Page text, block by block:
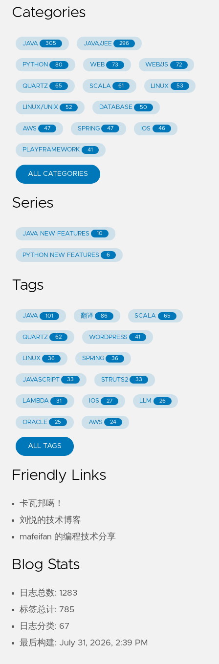
Categories
JAVA 305 JAVA/JEE 296
PYTHON 80 WEB 73 WEB/JS 72
QUARTZ 65 SCALA 61 LINUX 53
LINUX/UNIX 52 DATABASE 50
AWS 47 SPRING 47 IOS 46
PLAYFRAMEWORK 41
ALL CATEGORIES
Series
JAVA NEW FEATURES 10
PYTHON NEW FEATURES 6
Tags
JAVA 101 翻译 86 SCALA 65
QUARTZ 62 WORDPRESS 41
LINUX 36 SPRING 36
JAVASCRIPT 33 STRUTS2 33
LAMBDA 31 IOS 27 LLM 26
ORACLE 25 AWS 24
ALL TAGS
Friendly Links
卡瓦邦噶！
刘悦的技术博客
mafeifan 的编程技术分享
Blog Stats
日志总数: 1283
标签总计: 785
日志分类: 67
最后构建: July 31, 2026, 2:39 PM